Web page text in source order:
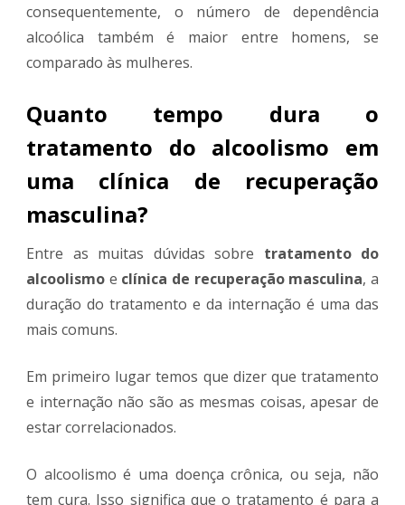
consequentemente, o número de dependência
alcoólica também é maior entre homens, se
comparado às mulheres.
Quanto tempo dura o
tratamento do alcoolismo em
uma clínica de recuperação
masculina?
Entre as muitas dúvidas sobre tratamento do
alcoolismo e clínica de recuperação masculina, a
duração do tratamento e da internação é uma das
mais comuns.
Em primeiro lugar temos que dizer que tratamento
e internação não são as mesmas coisas, apesar de
estar correlacionados.
O alcoolismo é uma doença crônica, ou seja, não
tem cura. Isso significa que o tratamento é para a